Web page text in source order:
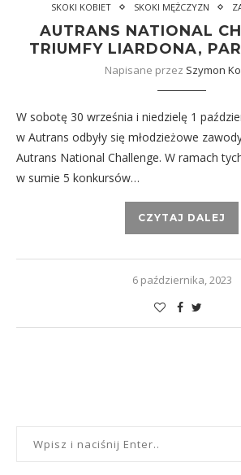
SKOKI KOBIET SKOKI MĘŻCZYZN
AUTRANS NATIONAL
TRIUMFY LIARDONA,
Napisane przez Szymon
W sobotę 30 września i niedzielę 1
w Autrans odbyły się młodzieżowe
Autrans National Challenge. W ramach
w sumie 5 konkursów…
CZYTAJ DALEJ
6 października, 2023